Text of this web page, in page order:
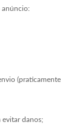
anúncio:
(praticamente
evitar danos;